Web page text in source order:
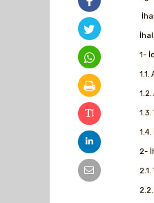
1-
1.1.
2-